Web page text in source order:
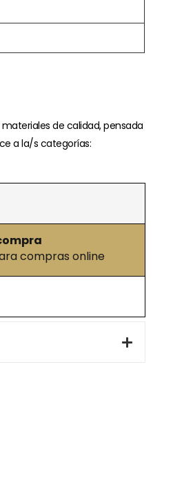
materiales de calidad, pensada
a la/s categorías:
compras online